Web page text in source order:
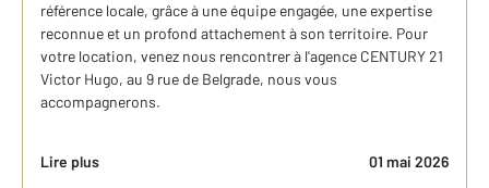
référence locale, grâce à une équipe engagée, une expertise
reconnue et un profond attachement à son territoire. Pour
votre location, venez nous rencontrer à l'agence CENTURY 21
Victor Hugo, au 9 rue de Belgrade, nous vous
accompagnerons.
Lire plus 01 mai 2026